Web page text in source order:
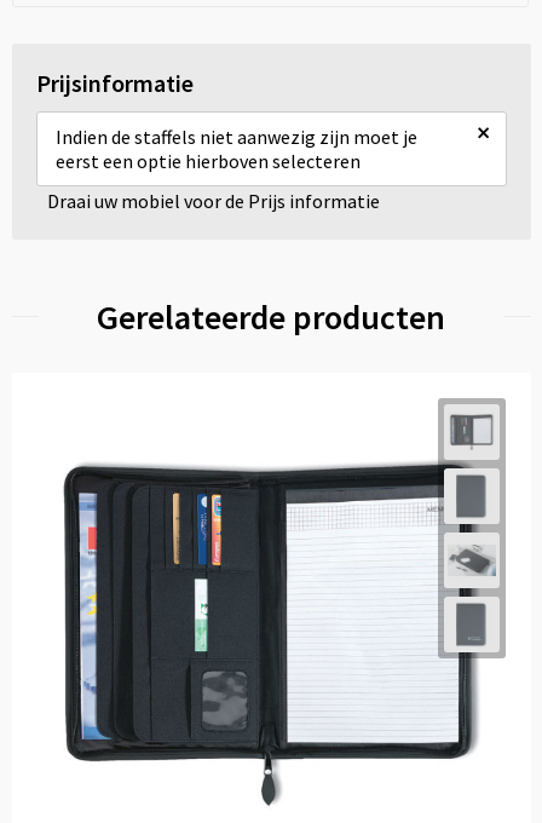
Prijsinformatie
Indien de staffels niet aanwezig zijn moet je
eerst een optie hierboven selecteren
×
Draai uw mobiel voor de Prijs informatie
Gerelateerde producten